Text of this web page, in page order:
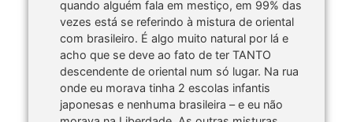
quando alguém fala em mestiço, em 99% das
vezes está se referindo à mistura de oriental
com brasileiro. É algo muito natural por lá e
acho que se deve ao fato de ter TANTO
descendente de oriental num só lugar. Na rua
onde eu morava tinha 2 escolas infantis
japonesas e nenhuma brasileira – e eu não